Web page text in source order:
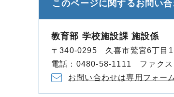
このページに関するお問い
教育部 学校施設課 施設係
〒340-0295 久喜市鷲宮6丁目1
電話：0480-58-1111 ファク
お問い合わせは専用フォー